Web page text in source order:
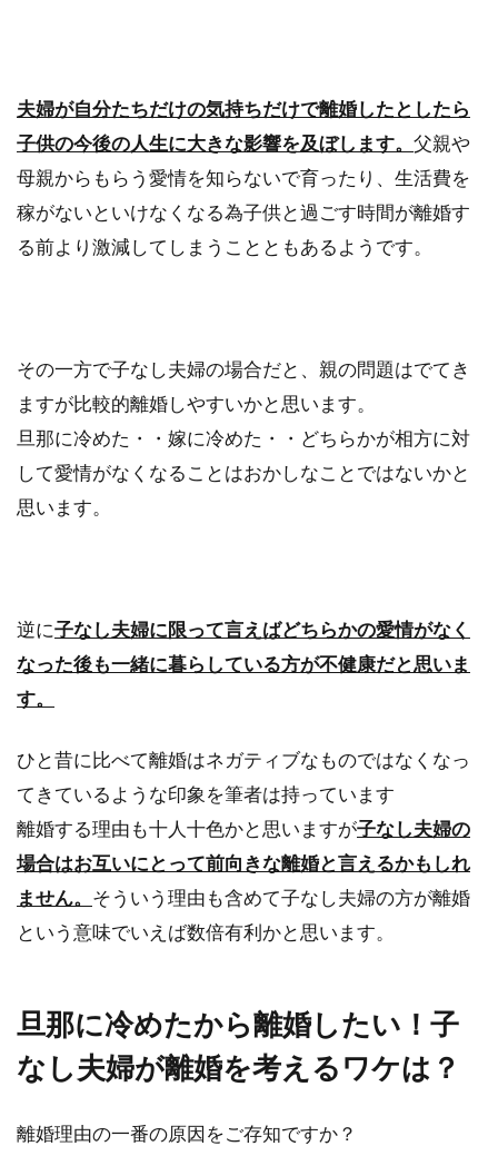
いのか悩みますよね。夫婦旅行を検討中！お勧
めの温泉...
野菜を買うならスーパーか八百屋
か？お得なのは一体どっち？
のを買いたい...
風呂釜が入浴剤でダメになることが
入浴剤を使いたい...
法！コツを掴んで種まきを
ンターでたくさん売っていますが、自分で種ま
きをして種から育...
選した人の思考と末路とは？
宝くじに高額当選するのって夢ですよね！「1
億円当たったらまず仕事を辞めて」なんて考え
夫婦が自分たちだけの気持ちだけで離婚したとしたら
子供の今後の人生に大きな影響を及ぼします。 父親や
母親からもらう愛情を知らないで育ったり、生活費を
稼がないといけなくなる為子供と過ごす時間が離婚す
る前より激減してしまうことともあるようです。
その一方で子なし夫婦の場合だと、親の問題はでてき
ますが比較的離婚しやすいかと思います。
旦那に冷めた・・嫁に冷めた・・どちらかが相方に対
して愛情がなくなることはおかしなことではないかと
思います。
逆に子なし夫婦に限って言えばどちらかの愛情がなく
なった後も一緒に暮らしている方が不健康だと思いま
す。
ひと昔に比べて離婚はネガティブなものではなくなっ
てきているような印象を筆者は持っています
離婚する理由も十人十色かと思いますが子なし夫婦の
場合はお互いにとって前向きな離婚と言えるかもしれ
ません。 そういう理由も含めて子なし夫婦の方が離婚
という意味でいえば数倍有利かと思います。
旦那に冷めたから離婚したい！子
なし夫婦が離婚を考えるワケは？
離婚理由の一番の原因をご存知ですか？